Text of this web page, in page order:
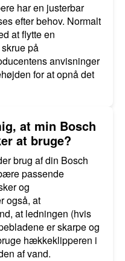
har en justerbar
efter behov. Normalt
at flytte en
på
anvisninger
for at opnå det
at min Bosch
at bruge?
brug af din Bosch
passende
og
også, at
at ledningen (hvis
er skarpe og
hækkeklipperen i
af vand.